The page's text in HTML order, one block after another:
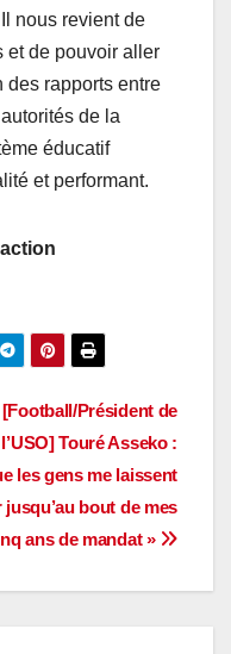
nous revient de
et de pouvoir aller
des rapports entre
de la
éducatif
et performant.
[Football/Président de
l’USO] Touré Asseko :
les gens me laissent
jusqu’au bout de mes
ans de mandat »